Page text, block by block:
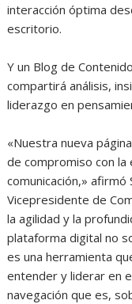
interacción óptima
escritorio.
Y un Blog de
compartirá análisis,
liderazgo en
«Nuestra nueva
de compromiso con la
comunicación,» afirmó
Vicepresidente de
la agilidad y la
plataforma digital no
es una herramienta
entender y liderar en
navegación que es,